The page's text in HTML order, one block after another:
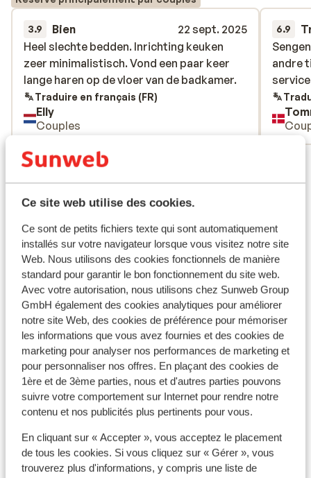
Ce site web utilise des cookies.
Ce sont de petits fichiers texte qui sont automatiquement
installés sur votre navigateur lorsque vous visitez notre site
Web. Nous utilisons des cookies fonctionnels de manière
standard pour garantir le bon fonctionnement du site web.
Avec votre autorisation, nous utilisons chez Sunweb Group
GmbH également des cookies analytiques pour améliorer
notre site Web, des cookies de préférence pour mémoriser
les informations que vous avez fournies et des cookies de
marketing pour analyser nos performances de marketing et
pour personnaliser nos offres. En plaçant des cookies de
1ère et de 3ème parties, nous et d'autres parties pouvons
suivre votre comportement sur Internet pour rendre notre
contenu et nos publicités plus pertinents pour vous.
En cliquant sur « Accepter », vous acceptez le placement
de tous les cookies. Si vous cliquez sur « Gérer », vous
trouverez plus d'informations, y compris une liste de
3.9 Bien
22 sept. 2025
Heel slechte bedden. Inrichting keuken
zeer minimalistisch. Vond een paar keer
lange haren op de vloer van de badkamer.
Heel slechte bedden. Inrichting keuken
zeer minimalistisch. Vond een paar keer
lange haren op de vloer van de badkamer.
Traduire en français (FR)
Elly
Couples
6.9
andre
andre
Voir tous les 72 avis
Autres hébergements - Zakynthos
(Zante)
Avra Suites & Apartments
Mon Repo Secret Suites
Lesante Cape – The Leading Hotels of the World
Hôtel Contessina
Suites Mon Repo
Appartements & Hôtel Dannas Boutique -
Réservé aux adultes